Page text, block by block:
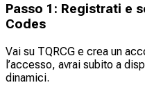
Passo 1: Registrati e
Codes
Vai su TQRCG e crea un
l’accesso, avrai subito a
dinamici.